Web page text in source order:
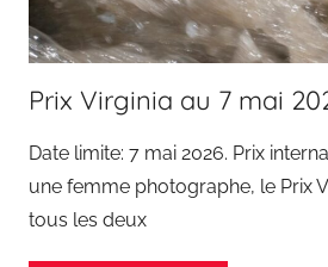
Prix Virginia au 7 mai
Date limite: 7 mai 2026. Prix
une femme photographe, le Prix
tous les deux